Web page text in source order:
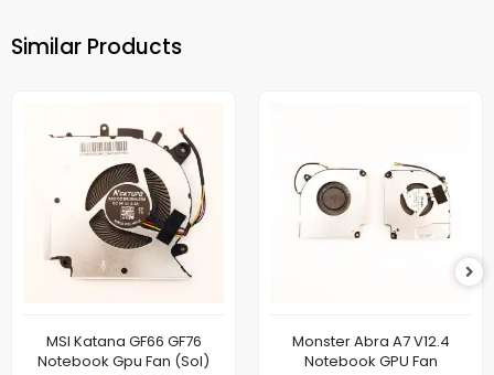
Similar Products
MSI Katana GF66 GF76
Notebook Gpu Fan (Sol)
Monster Abra A7 V12.4
Notebook GPU Fan